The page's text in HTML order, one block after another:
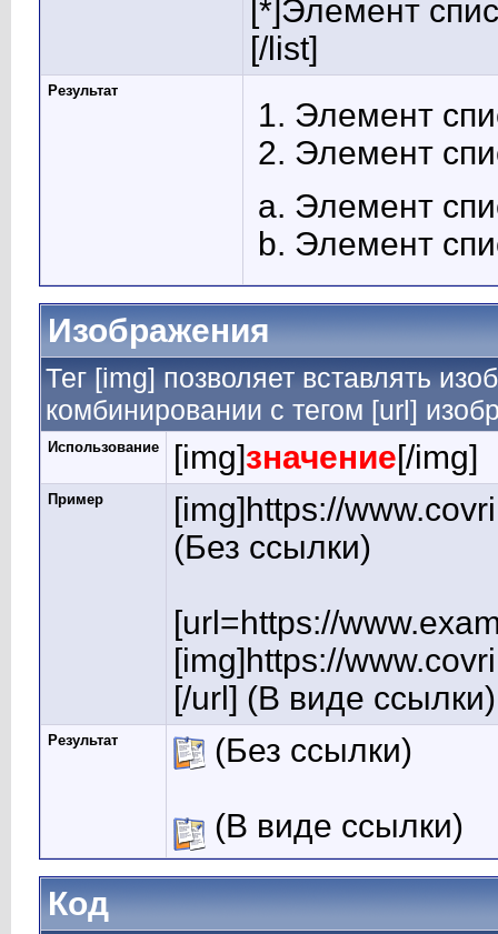
[*]Элемент
[/list]
Результат
Элемент
Элемент
Элемент
Элемент
Изображения
Тег [img] позволяет вставлять
комбинировании с тегом [url]
Использование [img]значение[/img]
Пример
[img]https://
(Без ссылки)
[url=https://
[img]https://
[/url] (В виде ссылки)
Результат (Без ссылки)
(В виде ссылки)
Код